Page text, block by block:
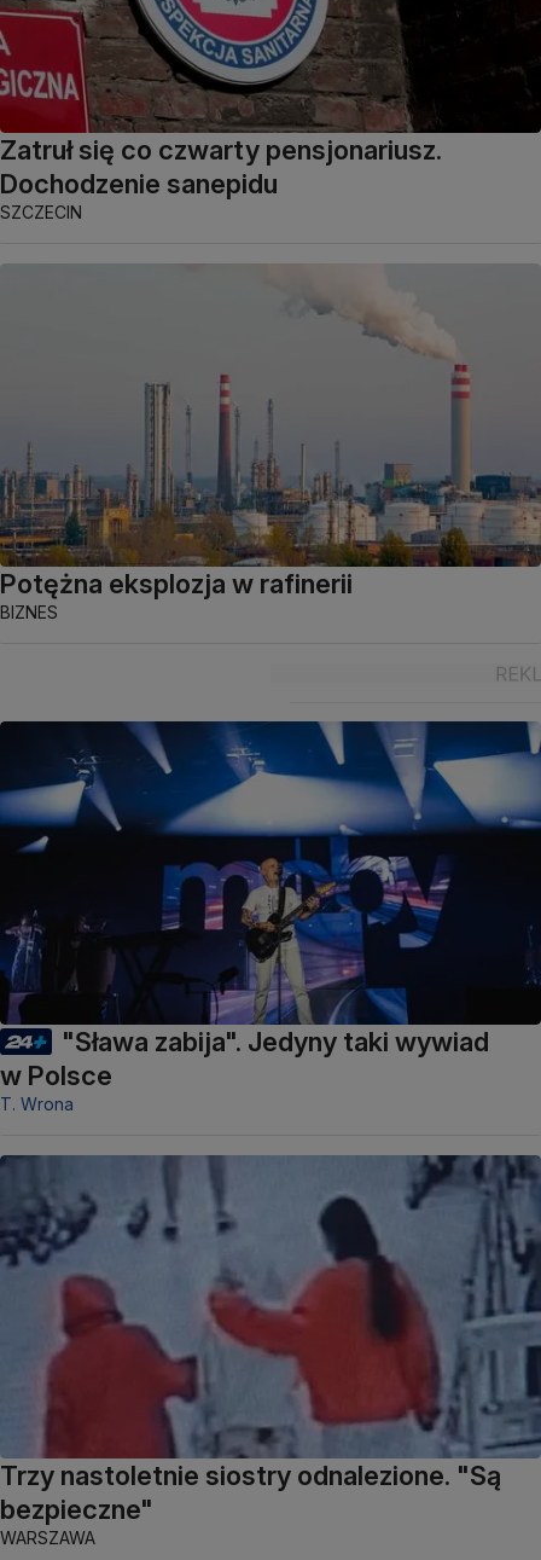
Zatruł się co czwarty pensjonariusz.
Dochodzenie sanepidu
SZCZECIN
Potężna eksplozja w rafinerii
BIZNES
"Sława zabija". Jedyny taki wywiad
w Polsce
T. Wrona
Trzy nastoletnie siostry odnalezione. "Są
bezpieczne"
WARSZAWA